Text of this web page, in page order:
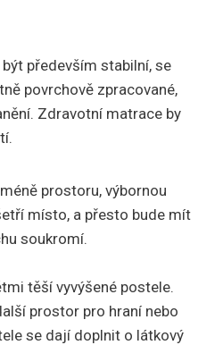
především stabilní, se
povrchově zpracované,
Zdravotní matrace by
prostoru, výbornou
místo, a přesto bude mít
soukromí.
těší vyvýšené postele.
prostor pro hraní nebo
se dají doplnit o látkový